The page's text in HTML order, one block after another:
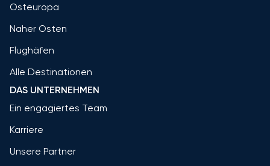
Osteuropa
Naher Osten
Flughäfen
Alle Destinationen
DAS UNTERNEHMEN
Ein engagiertes Team
Karriere
Unsere Partner